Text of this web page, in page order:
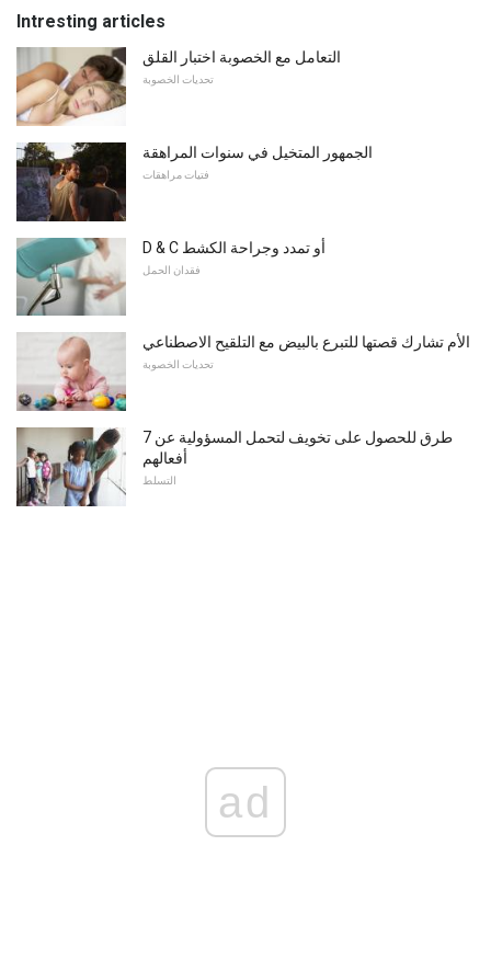
Intresting articles
التعامل مع الخصوبة اختبار القلق
تحديات الخصوبة
الجمهور المتخيل في سنوات المراهقة
فتيات مراهقات
D & C أو تمدد وجراحة الكشط
فقدان الحمل
الأم تشارك قصتها للتبرع بالبيض مع التلقيح الاصطناعي
تحديات الخصوبة
7 طرق للحصول على تخويف لتحمل المسؤولية عن
أفعالهم
التسلط
ad